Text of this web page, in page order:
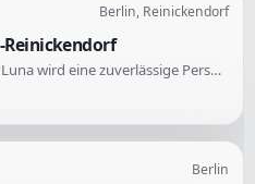
Berlin, Reinickendorf
Für die 5-jährige Schäferhündin Luna wird eine zuverlässige Person gesucht, die regelmäßig mit ihr spazieren geht oder sie anderweitig auslastet. Der Einsatz kann täglich oder mehrmals pro Woche erfolgen, bevorzugt im Auslaufgebiet Frohnau oder Stolper Feld.
Berlin